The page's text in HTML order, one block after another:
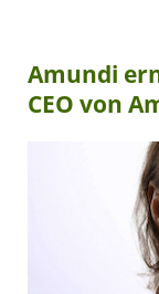
Amundi
CEO von